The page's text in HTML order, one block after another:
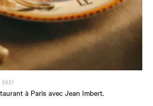
à Paris avec Jean Imbert.